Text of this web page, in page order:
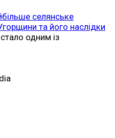
селянське
та його наслідки
одним із